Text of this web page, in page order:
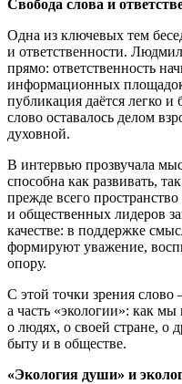
Свобода слова и
Одна из ключевых тем
и ответственности.
прямо: ответственность
информационных
публикация даётся легко
слово оставалось делом
духовной.
В интервью прозвучала
способна как развивать,
прежде всего
и общественных лидеров
качестве: в поддержке
формируют уважение,
опору.
С этой точки зрения
а часть «экологии»: как
о людях, о своей стране, о
быту и в обществе.
«Экология души» и